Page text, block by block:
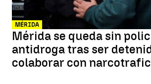
MÉRIDA
Mérida se queda sin
antidroga tras ser
colaborar con